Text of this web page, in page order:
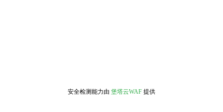
安全检测能力由 堡塔云WAF 提供